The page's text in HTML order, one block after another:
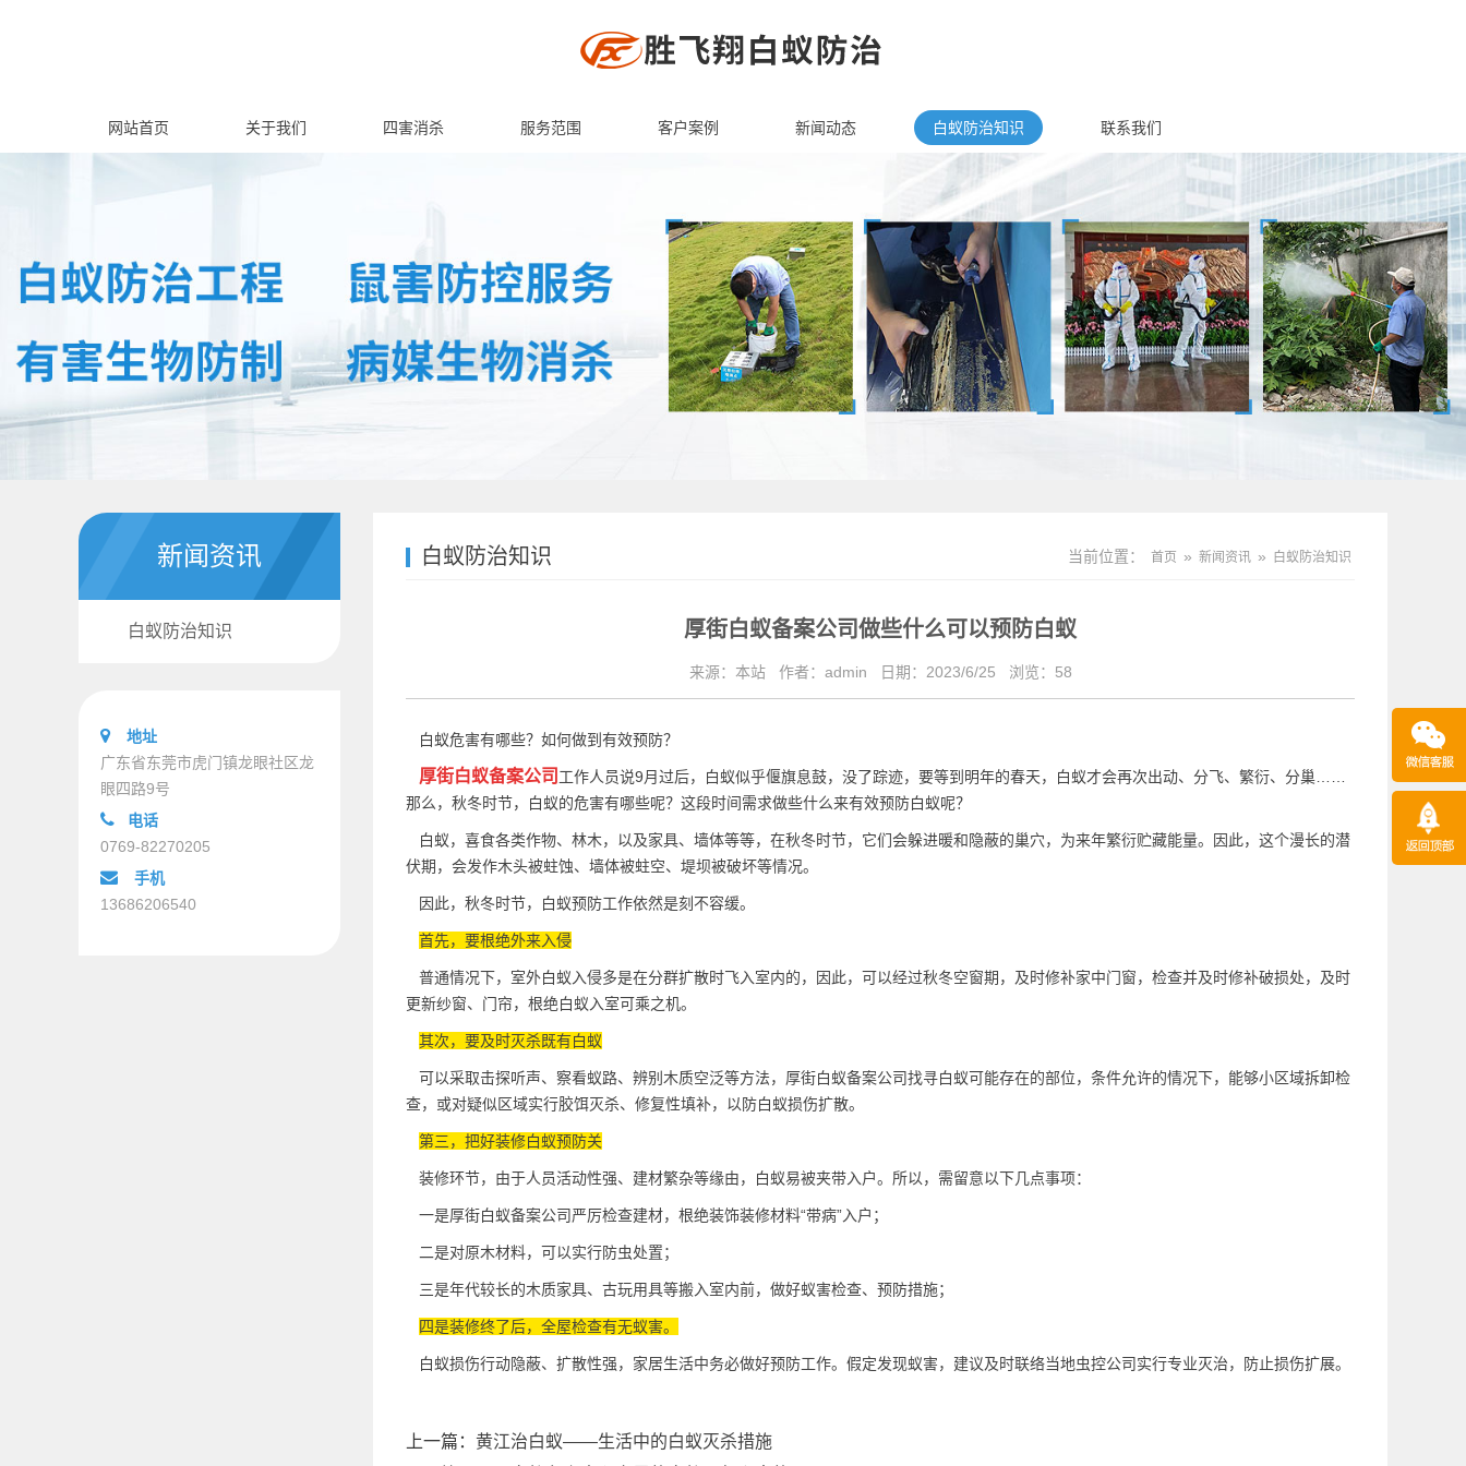
网站首页 关于我们 四害消杀 服务范围 客户案例 新闻动态 白蚁防治知识 联系我们
新闻资讯
白蚁防治知识
地址
广东省东莞市虎门镇龙眼社区龙
眼四路9号
电话
0769-82270205
手机
13686206540
白蚁防治知识 当前位置： 首页 » 新闻资讯 » 白蚁防治知识
厚街白蚁备案公司做些什么可以预防白蚁
来源：本站 作者：admin 日期：2023/6/25 浏览： 58
白蚁危害有哪些？如何做到有效预防？
厚街白蚁备案公司 工作人员说9月过后，白蚁似乎偃旗息鼓，没了踪迹，要等到明年的春天，白蚁才会再次出动、分飞、繁衍、分巢……
那么，秋冬时节，白蚁的危害有哪些呢？这段时间需求做些什么来有效预防白蚁呢？
白蚁，喜食各类作物、林木，以及家具、墙体等等，在秋冬时节，它们会躲进暖和隐蔽的巢穴，为来年繁衍贮藏能量。因此，这个漫长的潜
伏期，会发作木头被蛀蚀、墙体被蛀空、堤坝被破坏等情况。
因此，秋冬时节，白蚁预防工作依然是刻不容缓。
首先，要根绝外来入侵
普通情况下，室外白蚁入侵多是在分群扩散时飞入室内的，因此，可以经过秋冬空窗期，及时修补家中门窗，检查并及时修补破损处，及时
更新纱窗、门帘，根绝白蚁入室可乘之机。
其次，要及时灭杀既有白蚁
可以采取击探听声、察看蚁路、辨别木质空泛等方法，厚街白蚁备案公司找寻白蚁可能存在的部位，条件允许的情况下，能够小区域拆卸检
查，或对疑似区域实行胶饵灭杀、修复性填补，以防白蚁损伤扩散。
第三，把好装修白蚁预防关
装修环节，由于人员活动性强、建材繁杂等缘由，白蚁易被夹带入户。所以，需留意以下几点事项：
一是厚街白蚁备案公司严厉检查建材，根绝装饰装修材料“带病”入户；
二是对原木材料，可以实行防虫处置；
三是年代较长的木质家具、古玩用具等搬入室内前，做好蚁害检查、预防措施；
四是装修终了后，全屋检查有无蚁害。
白蚁损伤行动隐蔽、扩散性强，家居生活中务必做好预防工作。假定发现蚁害，建议及时联络当地虫控公司实行专业灭治，防止损伤扩展。
上一篇： 黄江治白蚁——生活中的白蚁灭杀措施